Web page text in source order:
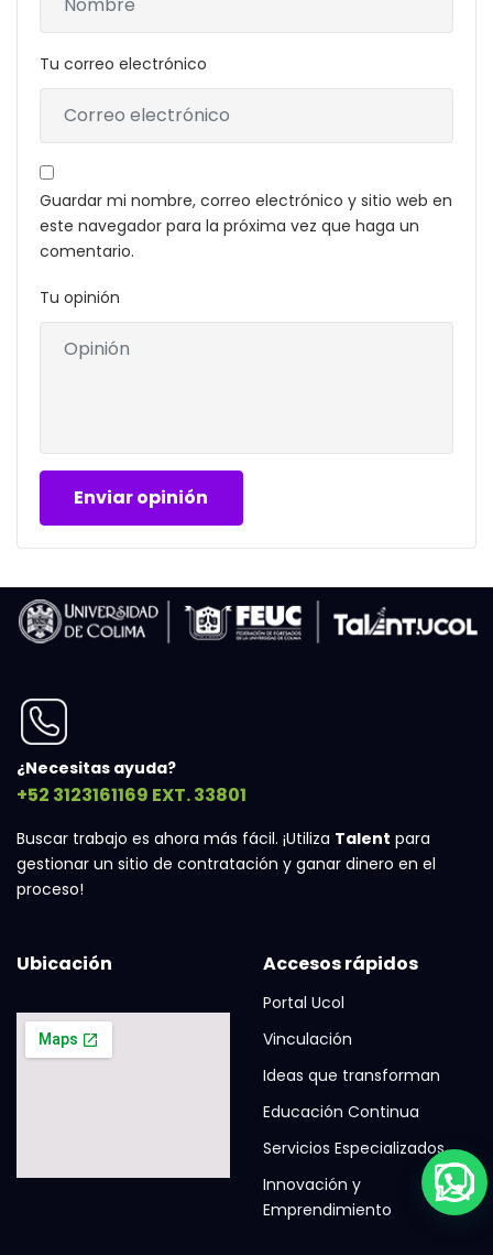
Tu correo electrónico
Guardar mi nombre, correo electrónico y sitio web en
este navegador para la próxima vez que haga un
comentario.
Tu opinión
¿Necesitas ayuda?
+52 3123161169 EXT. 33801
Buscar trabajo es ahora más fácil. ¡Utiliza Talent para
gestionar un sitio de contratación y ganar dinero en el
proceso!
Ubicación Accesos rápidos
Portal Ucol
Vinculación
Ideas que transforman
Educación Continua
Servicios Especializados
Innovación y
Emprendimiento